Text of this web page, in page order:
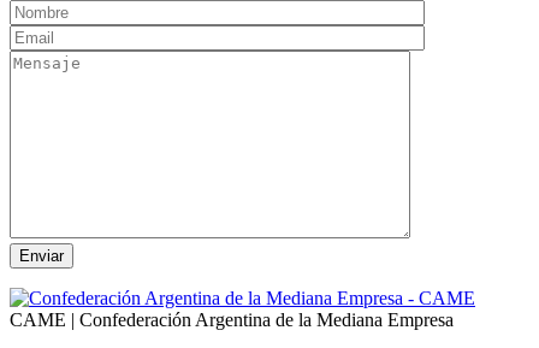
CAME | Confederación Argentina de la Mediana Empresa